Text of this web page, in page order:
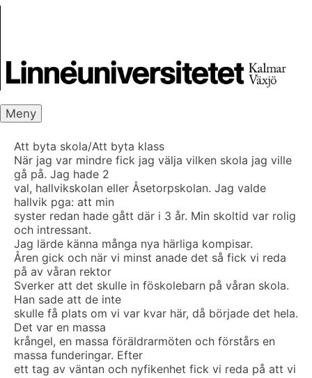
Meny
Att byta skola/Att byta klass
När jag var mindre fick jag välja vilken skola jag ville
gå på. Jag hade 2
val, hallvikskolan eller Åsetorpskolan. Jag valde
hallvik pga: att min
syster redan hade gått där i 3 år. Min skoltid var rolig
och intressant.
Jag lärde känna många nya härliga kompisar.
Åren gick och när vi minst anade det så fick vi reda
på av våran rektor
Sverker att det skulle in föskolebarn på våran skola.
Han sade att de inte
skulle få plats om vi var kvar här, då började det hela.
Det var en massa
krångel, en massa föräldrarmöten och förstårs en
massa funderingar. Efter
ett tag av väntan och nyfikenhet fick vi reda på att vi